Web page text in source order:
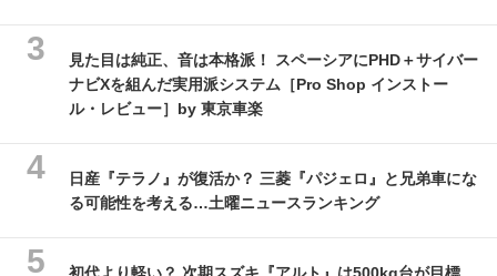
見た目は純正、音は本格派！ スペーシアにPHD＋サイバー
ナビXを組んだ実用派システム［Pro Shop インストー
ル・レビュー］by 東京車楽
日産『テラノ』が復活か？ 三菱『パジェロ』と兄弟車にな
る可能性を考える…土曜ニュースランキング
初代より軽い？ 次期スズキ『アルト』は500kg台が目標